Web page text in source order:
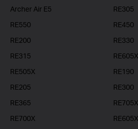
Archer Air E5
RE305
RE550
RE450
RE200
RE330
RE315
RE605X
RE505X
RE190
RE205
RE300
RE365
RE705X
RE700X
RE605X